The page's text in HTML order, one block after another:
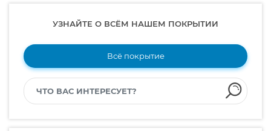
УЗНАЙТЕ О ВСЁМ НАШЕМ ПОКРЫТИИ
Всё покрытие